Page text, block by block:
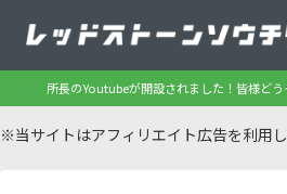
所長のYoutubeが開設されました！皆様どう
※当サイトはアフィリエイト広告を利用し